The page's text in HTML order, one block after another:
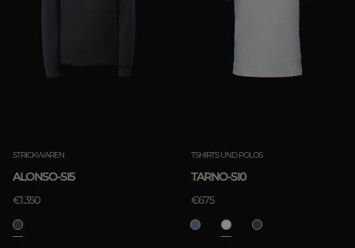
STRICKWAREN
ALONSO-SI5
€1.350
TSHIRTS UND POLOS
TARNO-SI0
€675